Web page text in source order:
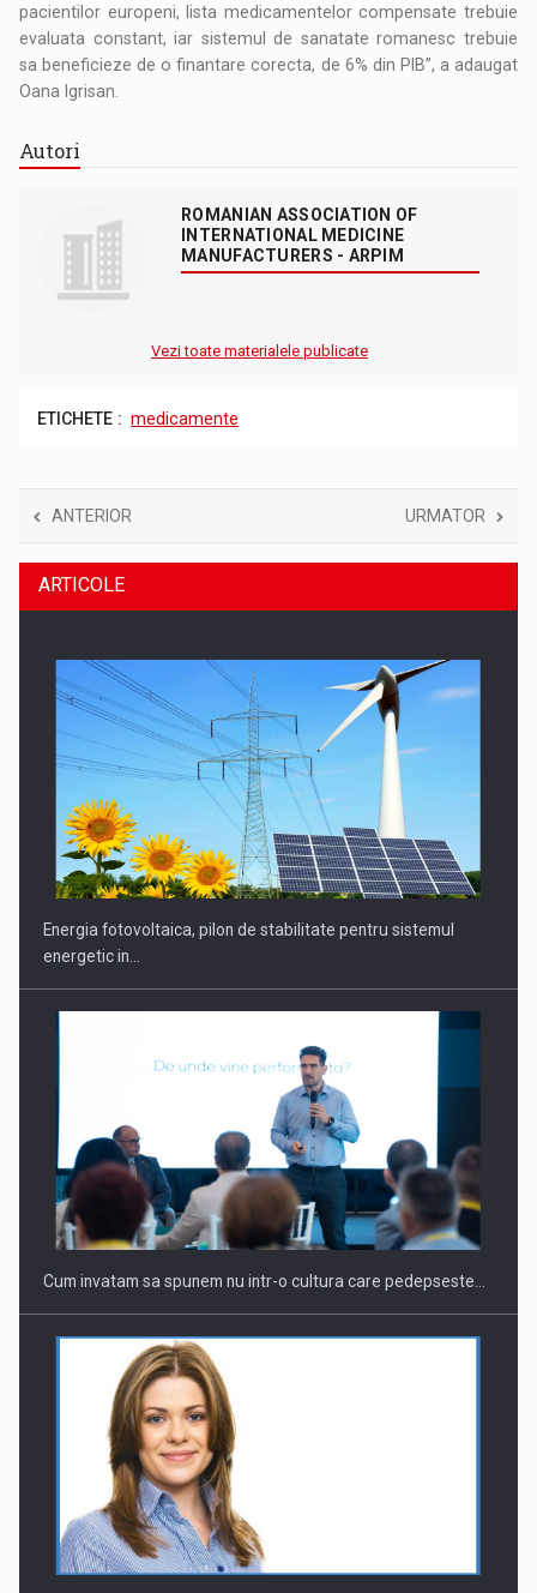
pacientilor europeni, lista medicamentelor compensate trebuie
evaluata constant, iar sistemul de sanatate romanesc trebuie
sa beneficieze de o finantare corecta, de 6% din PIB”, a adaugat
Oana Igrisan.
Autori
ROMANIAN ASSOCIATION OF
INTERNATIONAL MEDICINE
MANUFACTURERS - ARPIM
Vezi toate materialele publicate
ETICHETE : medicamente
ANTERIOR URMATOR
ARTICOLE
Energia fotovoltaica, pilon de stabilitate pentru sistemul
energetic in…
Cum invatam sa spunem nu intr-o cultura care pedepseste…